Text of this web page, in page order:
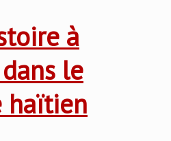
à
le
haïtien